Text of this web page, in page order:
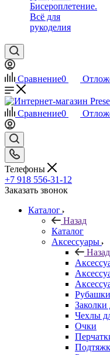
Бисероплетение.
Всё для
рукоделия
Сравнение0
Сравнение0
Телефоны
+7 918 556-31-12
Заказать звонок
Каталог
Назад
Каталог
Аксессуары
Назад
Рубашки
Заколки
Чехлы
Очки